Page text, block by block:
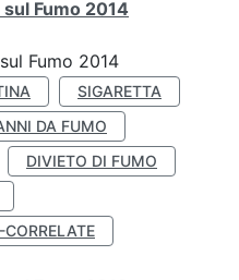
Fumo 2014
Fumo 2014
SIGARETTA
DA FUMO
DIVIETO DI FUMO